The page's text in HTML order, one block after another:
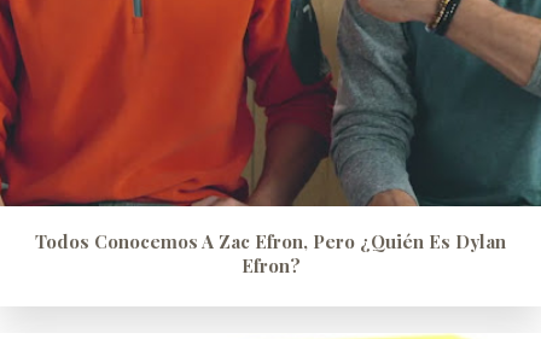
Todos Conocemos A Zac Efron, Pero ¿quién Es Dylan
Efron?